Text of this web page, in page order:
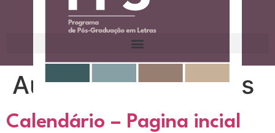
Autor:Vinicius Alves
Calendário – Pagina incial